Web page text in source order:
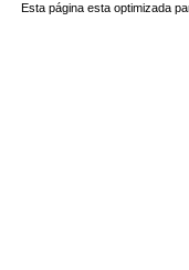
Esta página esta optimizada